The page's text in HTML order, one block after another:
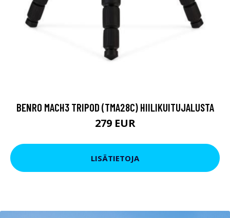
BENRO MACH3 TRIPOD (TMA28C) HIILIKUITUJALUSTA
279 EUR
LISÄTIETOJA